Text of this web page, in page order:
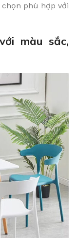
phù hợp với
màu sắc,